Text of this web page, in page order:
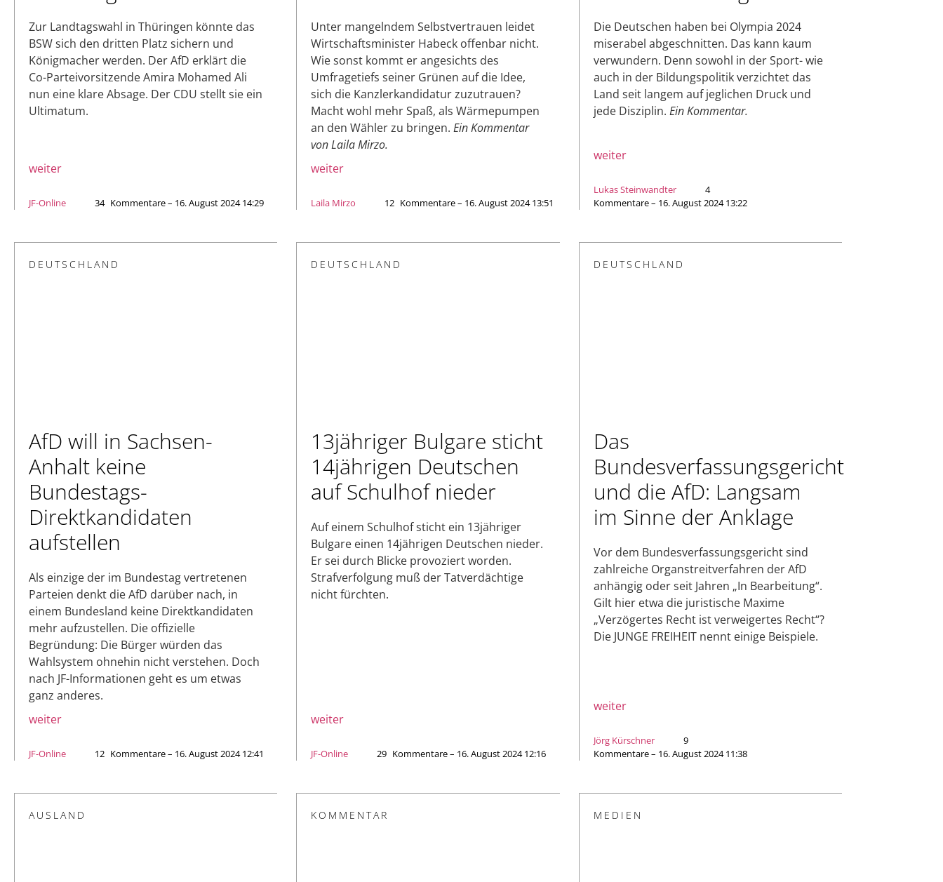
Zur Landtagswahl in Thüringen könnte das
BSW sich den dritten Platz sichern und
Königmacher werden. Der AfD erklärt die
Co-Parteivorsitzende Amira Mohamed Ali
nun eine klare Absage. Der CDU stellt sie ein
Ultimatum.
weiter
JF-Online 34 Kommentare – 16. August 2024 14:29
Unter mangelndem Selbstvertrauen leidet
Wirtschaftsminister Habeck offenbar nicht.
Wie sonst kommt er angesichts des
Umfragetiefs seiner Grünen auf die Idee,
sich die Kanzlerkandidatur zuzutrauen?
Macht wohl mehr Spaß, als Wärmepumpen
an den Wähler zu bringen.Ein Kommentar
von Laila Mirzo.
weiter
Laila Mirzo 12 Kommentare – 16. August 2024 13:51
Die Deutschen haben bei Olympia 2024
miserabel abgeschnitten. Das kann kaum
verwundern. Denn sowohl in der Sport- wie
auch in der Bildungspolitik verzichtet das
Land seit langem auf jeglichen Druck und
jede Disziplin. Ein Kommentar.
weiter
Lukas Steinwandter
4
Kommentare – 16. August 2024 13:22
DEUTSCHLAND
AfD will in Sachsen-
Anhalt keine
Bundestags-
Direktkandidaten
aufstellen
Als einzige der im Bundestag vertretenen
Parteien denkt die AfD darüber nach, in
einem Bundesland keine Direktkandidaten
mehr aufzustellen. Die offizielle
Begründung: Die Bürger würden das
Wahlsystem ohnehin nicht verstehen. Doch
nach JF-Informationen geht es um etwas
ganz anderes.
weiter
JF-Online 12 Kommentare – 16. August 2024 12:41
DEUTSCHLAND
13jähriger Bulgare sticht
14jährigen Deutschen
auf Schulhof nieder
Auf einem Schulhof sticht ein 13jähriger
Bulgare einen 14jährigen Deutschen nieder.
Er sei durch Blicke provoziert worden.
Strafverfolgung muß der Tatverdächtige
nicht fürchten.
weiter
JF-Online 29 Kommentare – 16. August 2024 12:16
DEUTSCHLAND
Das
Bundesverfassungsgericht
und die AfD: Langsam
im Sinne der Anklage
Vor dem Bundesverfassungsgericht sind
zahlreiche Organstreitverfahren der AfD
anhängig oder seit Jahren „In Bearbeitung“.
Gilt hier etwa die juristische Maxime
„Verzögertes Recht ist verweigertes Recht“?
Die JUNGE FREIHEIT nennt einige Beispiele.
weiter
Jörg Kürschner
9
Kommentare – 16. August 2024 11:38
AUSLAND KOMMENTAR MEDIEN